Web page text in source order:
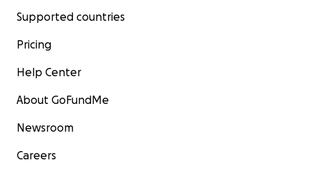
Supported countries
Pricing
Help Center
About GoFundMe
Newsroom
Careers